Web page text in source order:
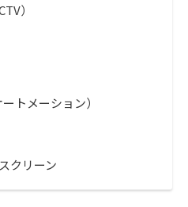
）
トメーション）
クリーン